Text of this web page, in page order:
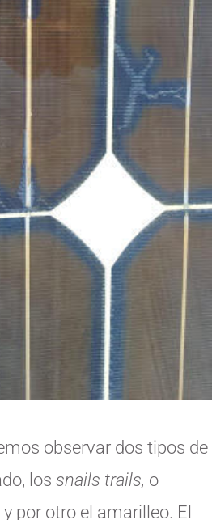
observar dos tipos de
los snails trails, o
por otro el amarilleo. El